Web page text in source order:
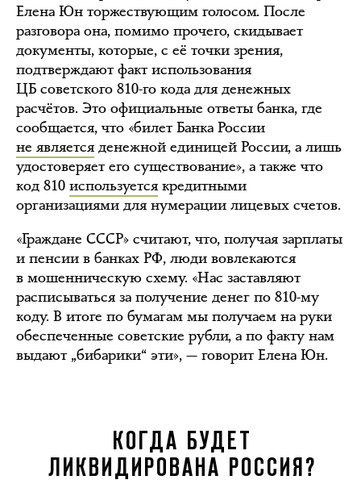
Елена Юн торжествующим голосом. После
разговора она, помимо прочего, скидывает
документы, которые, с её точки зрения,
подтверждают факт использования
ЦБ советского 810-го кода для денежных
расчётов. Это официальные ответы банка, где
сообщается, что «билет Банка России
не является денежной единицей России, а лишь
удостоверяет его существование», а также что
код 810 используется кредитными
организациями для нумерации лицевых счетов.
«Граждане СССР» считают, что, получая зарплаты
и пенсии в банках РФ, люди вовлекаются
в мошенническую схему. «Нас заставляют
расписываться за получение денег по 810-му
коду. В итоге по бумагам мы получаем на руки
обеспеченные советские рубли, а по факту нам
выдают „бибарики“ эти», — говорит Елена Юн.
КОГДА БУДЕТ
ЛИКВИДИРОВАНА РОССИЯ?